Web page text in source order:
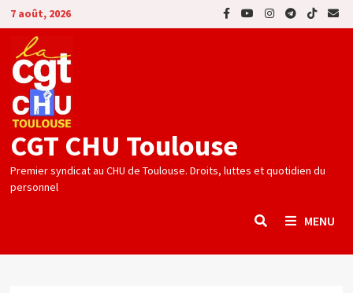
Passer
au
contenu
7 août, 2026
CGT CHU Toulouse
Premier syndicat au CHU de Toulouse. Droits, luttes et quotidien du
personnel
MENU